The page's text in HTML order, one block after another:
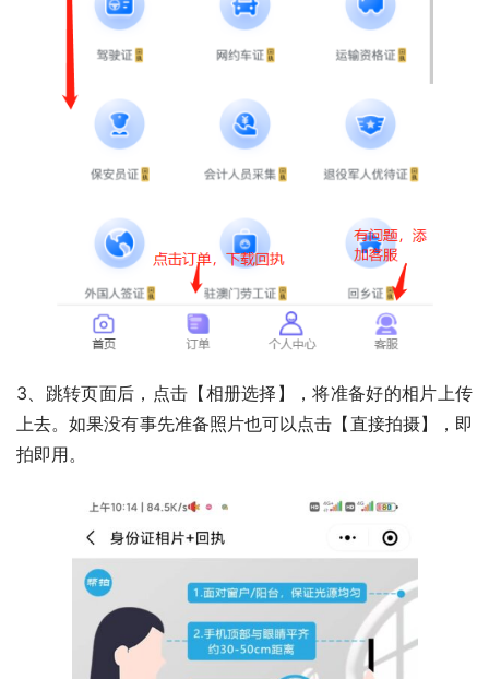
3、跳转页面后，点击【相册选择】，将准备好的相片上传
上去。如果没有事先准备照片也可以点击【直接拍摄】，即
拍即用。